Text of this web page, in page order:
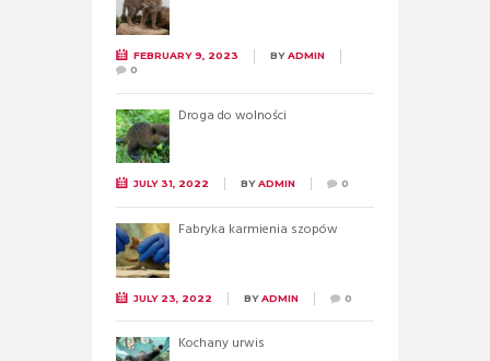
FEBRUARY 9, 2023 BYADMIN
0
Droga do wolności
JULY 31, 2022 BYADMIN 0
Fabryka karmienia szopów
JULY 23, 2022 BYADMIN 0
Kochany urwis